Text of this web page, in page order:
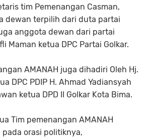
tim Pemenangan Casman,
dewan terpilih dari duta partai
anggota dewan dari partai
Maman ketua DPC Partai Golkar.
AMANAH juga dihadiri Oleh Hj.
DPC PDIP H. Ahmad Yadiansyah
ketua DPD II Golkar Kota Bima.
Tim pemenangan AMANAH
orasi politiknya,